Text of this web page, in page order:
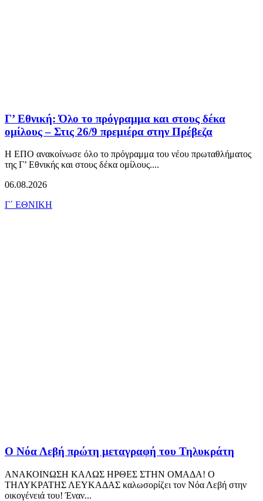
Γ’ Εθνική: Όλο το πρόγραμμα και στους δέκα
ομίλους – Στις 26/9 πρεμιέρα στην Πρέβεζα
Η ΕΠΟ ανακοίνωσε όλο το πρόγραμμα του νέου πρωταθλήματος
της Γ’ Εθνικής και στους δέκα ομίλους....
06.08.2026
Γ΄ ΕΘΝΙΚΗ
Ο Νόα Λεβή πρώτη μεταγραφή του Τηλυκράτη
ΑΝΑΚΟΙΝΩΣΗ ΚΑΛΩΣ ΗΡΘΕΣ ΣΤΗΝ ΟΜΑΔΑ! Ο
ΤΗΛΥΚΡΑΤΗΣ ΛΕΥΚΑΔΑΣ καλωσορίζει τον Νόα Λεβή στην
οικογένειά του! Έναν...